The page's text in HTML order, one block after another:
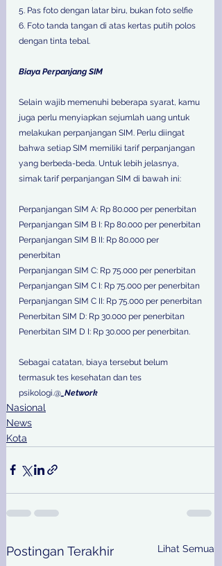
5. Pas foto dengan latar biru, bukan foto selfie
6. Foto tanda tangan di atas kertas putih polos
dengan tinta tebal.
Biaya Perpanjang SIM
Selain wajib memenuhi beberapa syarat, kamu
juga perlu menyiapkan sejumlah uang untuk
melakukan perpanjangan SIM. Perlu diingat
bahwa setiap SIM memiliki tarif perpanjangan
yang berbeda-beda. Untuk lebih jelasnya,
simak tarif perpanjangan SIM di bawah ini:
Perpanjangan SIM A: Rp 80.000 per penerbitan
Perpanjangan SIM B I: Rp 80.000 per penerbitan
Perpanjangan SIM B II: Rp 80.000 per
penerbitan
Perpanjangan SIM C: Rp 75.000 per penerbitan
Perpanjangan SIM C I: Rp 75.000 per penerbitan
Perpanjangan SIM C II: Rp 75.000 per penerbitan
Penerbitan SIM D: Rp 30.000 per penerbitan
Penerbitan SIM D I: Rp 30.000 per penerbitan.
Sebagai catatan, biaya tersebut belum
termasuk tes kesehatan dan tes
psikologi.@ _Network
Nasional
News
Kota
Postingan Terakhir Lihat Semua